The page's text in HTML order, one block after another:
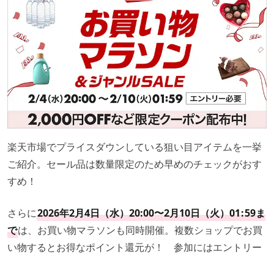
楽天市場でプライスダウンしている狙い目アイテムを一挙
ご紹介。セール品は数量限定のため早めのチェックがおす
すめ！
さらに2026年2月4日（水）20:00〜2月10日（火）01:59ま
では、お買い物マラソンも同時開催。複数ショップでお買
い物するとお得なポイント還元が！ 参加にはエントリー